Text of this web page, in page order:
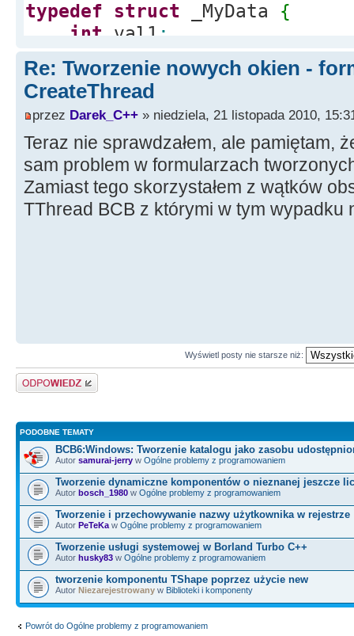
typedef struct _MyData {
int val1 ;
intval2;
}MYDATA,*PMYDATA;
DWORD WINAPI ThreadProc(
{
HANDLE hStdout;
PMYDATA pData;
if(hStdout==
return 1;
type.
pData= (PMYDATA)lpParam;
// Print the parameter
safe functions.
StringCchPrintf(msgBuf,
TEXT("Parameters = %d, %d\n")
Re: Tworzenie nowych okien -
CreateThread
przez Darek_C++ » niedziela, 21 listopada 2010,
Teraz nie sprawdzałem, ale pamiętam,
sam problem w formularzach
Zamiast tego skorzystałem z wątków
TThread BCB z którymi w tym
Wyświetl posty nie starsze niż:
Odpowiedz
PODOBNE TEMATY
BCB6:Windows: Tworzenie katalogu jako zasobu
Autor samurai-jerry w Ogólne problemy z programowaniem
Tworzenie dynamiczne komponentów o nieznanej jeszcze
Autor bosch_1980 w Ogólne problemy z programowaniem
Tworzenie i przechowywanie nazwy użytkownika w rejestrze
Autor PeTeKa w Ogólne problemy z programowaniem
Tworzenie usługi systemowej w Borland Turbo C++
Autor husky83 w Ogólne problemy z programowaniem
tworzenie komponentu TShape poprzez użycie new
Autor Niezarejestrowany w Biblioteki i komponenty
Powrót do Ogólne problemy z programowaniem